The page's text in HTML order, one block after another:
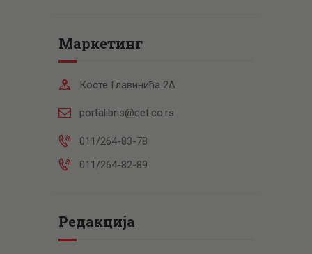
Маркетинг
Косте Главинића 2А
portalibris@cet.co.rs
011/264-83-78
011/264-82-89
Редакција